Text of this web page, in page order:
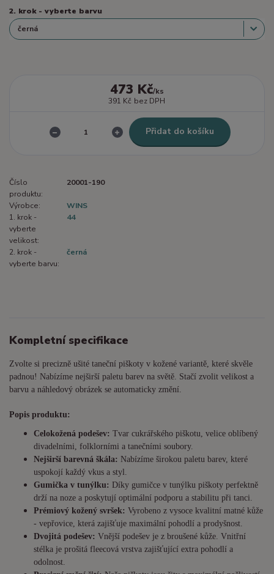
2. krok - vyberte barvu
473 Kč/ks
391 Kč bez DPH
Přidat do košíku
Číslo
produktu:
20001-190
Výrobce:
WINS
1. krok -
vyberte
velikost:
44
2. krok -
vyberte barvu:
černá
Kompletní specifikace
Zvolte si precizně ušité taneční piškoty v kožené variantě, které skvěle
padnou! Nabízíme nejširší paletu barev na světě. Stačí zvolit velikost a
barvu a náhledový obrázek se automaticky změní.
Popis produktu:
Celokožená podešev: Tvar cukrářského piškotu, velice oblíbený
divadelními, folklorními a tanečními soubory.
Nejširší barevná škála: Nabízíme širokou paletu barev, které
uspokojí každý vkus a styl.
Gumička v tunýlku: Díky gumičce v tunýlku piškoty perfektně
drží na noze a poskytují optimální podporu a stabilitu při tanci.
Prémiový kožený svršek: Vyrobeno z vysoce kvalitní matné kůže
- vepřovice, která zajišťuje maximální pohodlí a prodyšnost.
Dvojitá podešev: Vnější podešev je z broušené kůže. Vnitřní
stélka je prošitá fleecová vrstva zajišťující extra pohodlí a
odolnost.